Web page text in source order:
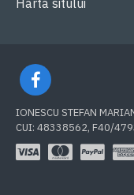
Harta sitului
IONESCU STEFAN
CUI: 48338562, F40/